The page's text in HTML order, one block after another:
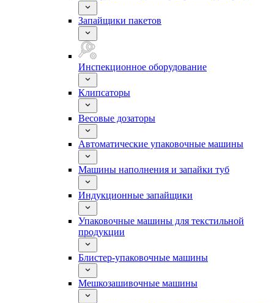
Запайщики пакетов
Инспекционное оборудование
Клипсаторы
Весовые дозаторы
Автоматические упаковочные машины
Машины наполнения и запайки туб
Индукционные запайщики
Упаковочные машины для текстильной
продукции
Блистер-упаковочные машины
Мешкозашивочные машины